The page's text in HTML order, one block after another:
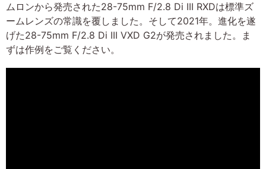
ムロンから発売された28-75mm F/2.8 Di III RXDは標準ズ
ームレンズの常識を覆しました。そして2021年。進化を遂
げた28-75mm F/2.8 Di III VXD G2が発売されました。ま
ずは作例をご覧ください。